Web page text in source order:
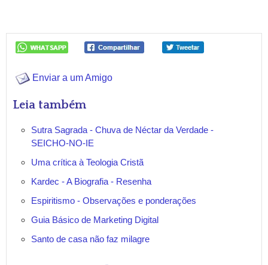
Enviar a um Amigo
Leia também
Sutra Sagrada - Chuva de Néctar da Verdade -
SEICHO-NO-IE
Uma crítica à Teologia Cristã
Kardec - A Biografia - Resenha
Espiritismo - Observações e ponderações
Guia Básico de Marketing Digital
Santo de casa não faz milagre